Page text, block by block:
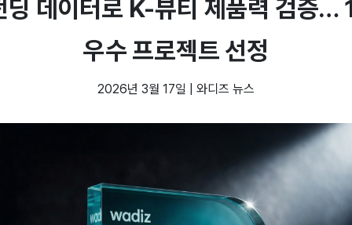
딩 데이터로 K-뷰티 제품력 검증…
우수 프로젝트 선정
2026년 3월 17일 와디즈 뉴스